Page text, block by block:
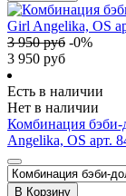
3 950руб -0%
3 950 руб
Есть в наличии
Нет в наличии
Комбинация бэби-
Angelika, OS арт.
В Корзину